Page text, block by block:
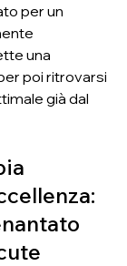
per un
una
poi ritrovarsi
già dal